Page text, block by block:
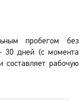
пробегом без
30 дней (с момента
составляет рабочую